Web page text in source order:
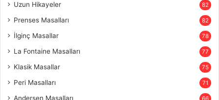
Uzun Hikayeler 82
Prenses Masalları 82
İlginç Masallar 78
La Fontaine Masalları 77
Klasik Masallar 75
Peri Masalları 71
Andersen Masalları 66